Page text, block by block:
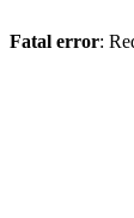
Fatal error: